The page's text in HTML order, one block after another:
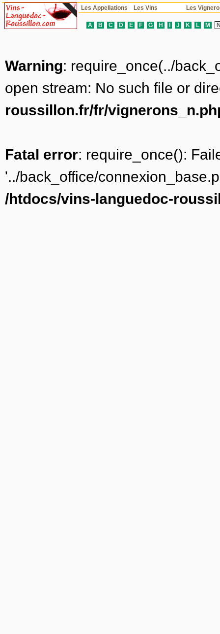
Les Appellations Les Vins Les
A B C D E F G H J K L M
Warning: require_once(../
open stream: No such file or
roussillon.fr/fr/
Fatal error: require_once():
'../back_office/
/htdocs/vins-languedoc-